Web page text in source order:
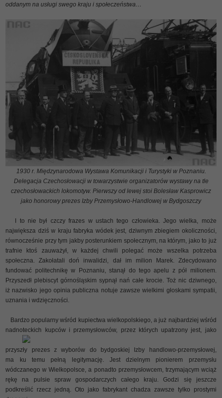
oddanym na usługi swego kraju i społeczeństwa…
1930 r. Międzynarodowa Wystawa Komunikacji i Turystyki w Poznaniu.
Delegacja Czechosłowacji w towarzystwie organizatorów wystawy na tle
czechosłowackich lokomotyw. Pierwszy od lewej stoi Bolesław Kasprowicz
jako honorowy prezes Izby Przemysłowo-Handlowej w Bydgoszczy
I to nie był czczy frazes w ustach tego człowieka. Jego wielka, może
największa dziś w kraju fabryka wódek jest, dziwnym zbiegiem okoliczności,
równocześnie przy tym jakby posterunkiem społecznym, na którym, jako to już
trafnie ktoś zauważył, w każdej chwili polegać może wszelka potrzeba
społeczna. Zakołatali doń inwalidzi, dał im milion Marek. Zdecydowano
fundować politechnikę w Poznaniu, stanął do tego apelu z pół milionem.
Przyszedł plebiscyt górnośląskim sypnął nań całe krocie. Toż nic dziwnego,
iż nazwisko jego opinia publiczna notuje zawsze wielkimi głoskami sympatii,
uznania i wdzięczności.
Bardzo popularny wśród kupiectwa wielkopolskiego, a już najbardziej wśród
nadnoteckich kupców i przemysłowców, przez których upatrzony jest, jako
przyszły prezes z wyborów do bydgoskiej Izby handlowo-przemysłowej,
ma ku temu pełną legitymację. Jest dzielnym pionierem przemysłu
wódczanego w Wielkopolsce, a ponadto przemysłowcem, trzymającym wciąż
rękę na pulsie spraw gospodarczych całego kraju. Godzi się jeszcze
podkreślić rzecz jedną. Oto jako fabrykant chadza zawsze tylko prostymi